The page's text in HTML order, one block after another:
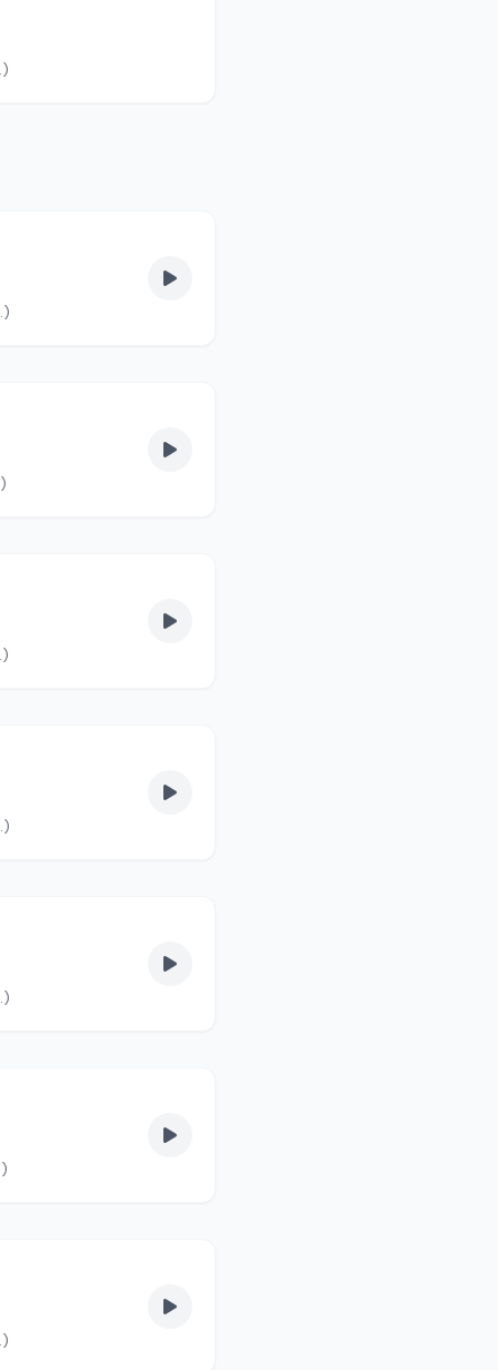
(90/9.)
fel. (90/8.)
7.)
(90/6.)
fel. (90/5.)
fel. (90/4.)
(90/3.)
(90/2.)